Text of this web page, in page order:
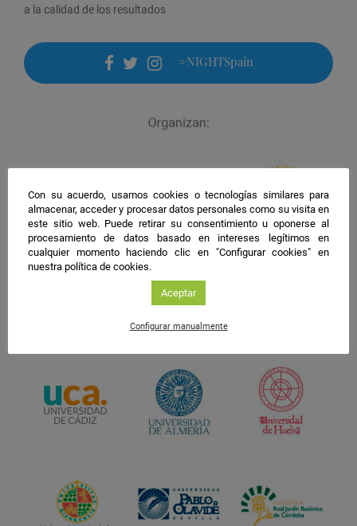
a la calidad de los resultados
facebook
twitter
instagram
#NIGHTSpain
Con su acuerdo, usamos cookies o tecnologías similares para
almacenar, acceder y procesar datos personales como su visita en
este sitio web. Puede retirar su consentimiento u oponerse al
procesamiento de datos basado en intereses legítimos en
cualquier momento haciendo clic en "Configurar cookies" en
nuestra política de cookies.
Aceptar
Configurar manualmente